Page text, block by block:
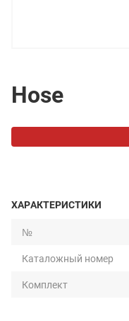
Hose
ХАРАКТЕРИСТИКИ
№
Каталожный номер
Комплект